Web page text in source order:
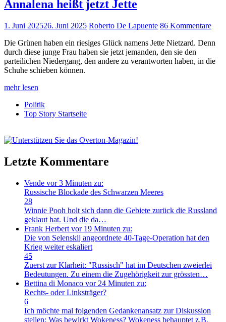
Annalena heißt jetzt Jette
1. Juni 202526. Juni 2025 Roberto De Lapuente 86 Kommentare
Die Grünen haben ein riesiges Glück namens Jette Nietzard. Denn
durch diese junge Frau haben sie jetzt jemanden, den sie den
parteilichen Niedergang, den andere zu verantworten haben, in die
Schuhe schieben können.
mehr lesen
Politik
Top Story Startseite
Letzte Kommentare
Vende vor 3 Minuten zu:
Russische Blockade des Schwarzen Meeres
28
Winnie Pooh holt sich dann die Gebiete zurück die Russland
geklaut hat. Und die da…
Frank Herbert vor 19 Minuten zu:
Die von Selenskij angeordnete 40-Tage-Operation hat den
Krieg weiter eskaliert
45
Zuerst zur Klarheit: "Russisch" hat im Deutschen zweierlei
Bedeutungen. Zu einem die Zugehörigkeit zur grössten…
Bettina di Monaco vor 24 Minuten zu:
Rechts- oder Linksträger?
6
Ich möchte mal folgenden Gedankenansatz zur Diskussion
stellen: Was bewirkt Wokeness? Wokeness behauptet z.B.